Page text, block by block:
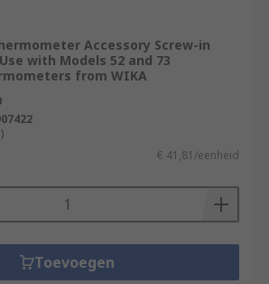
Accessory Screw-in
with Models 52 and 73
from WIKA
€ 41,81/eenheid
Toevoegen